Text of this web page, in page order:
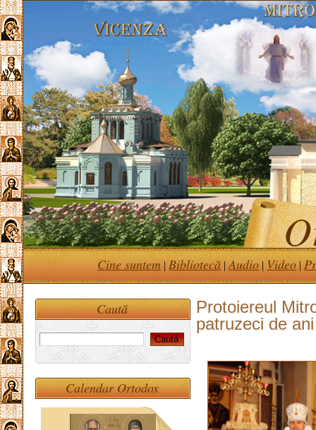
Cine suntem | Bibliotecă |Audio | Video |
Protoiereul
patruzeci de
Caută
Calendar Ortodox